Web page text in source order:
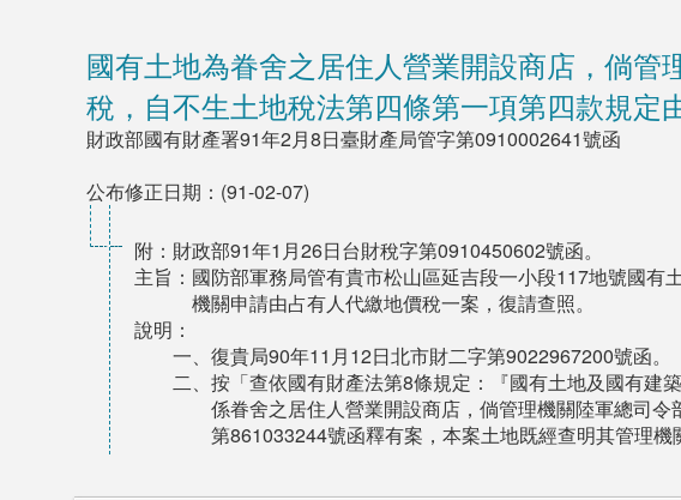
國有土地為眷舍之居住人營業開設商店，倘
稅，自不生土地稅法第四條第一項第四款規定
財政部國有財產署91年2月8日臺財產局管字第0910002641號函
公布修正日期：(91-02-07)
附：財政部91年1月26日台財稅字第0910450602號函。
主旨：國防部軍務局管有貴市松山區延吉段一小段117地號國
機關申請由占有人代繳地價稅一案，復請查照。
說明：
一、復貴局90年11月12日北市財二字第9022967200號函。
二、按「查依國有財產法第8條規定：『國有土地及國有建
係眷舍之居住人營業開設商店，倘管理機關陸軍總司
第861033244號函釋有案，本案土地既經查明其管理